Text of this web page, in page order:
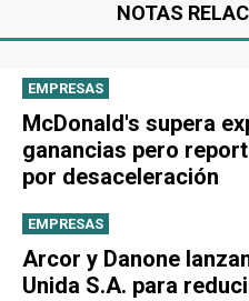
NOTAS
EMPRESAS
McDonald's supera
ganancias pero
por desaceleración
EMPRESAS
Arcor y Danone
Unida S.A. para